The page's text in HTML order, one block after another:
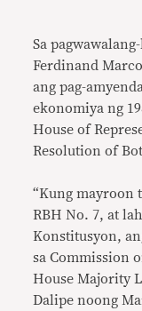
Sa
Ferdinand
ang pag-
ekonomiya ng
House of
Resolution of
“Kung mayroon
RBH No. 7, at
Konstitusyon,
sa Commission
House Majority
Dalipe noong